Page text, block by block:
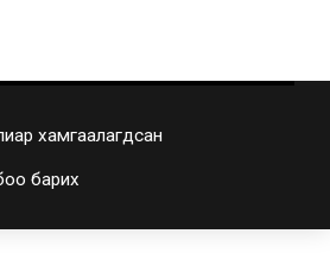
хамгаалагдсан
барих